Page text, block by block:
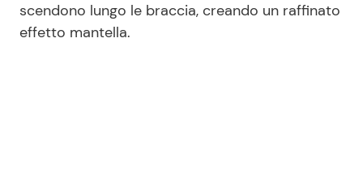
scendono lungo le braccia, creando un raffinato
effetto mantella.